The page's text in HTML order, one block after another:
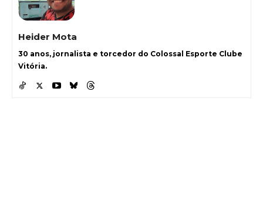
Heider Mota
30 anos, jornalista e torcedor do Colossal Esporte Clube
Vitória.